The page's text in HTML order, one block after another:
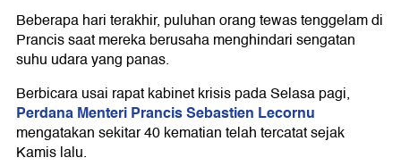
Beberapa hari terakhir, puluhan orang tewas tenggelam di
Prancis saat mereka berusaha menghindari sengatan
suhu udara yang panas.
Berbicara usai rapat kabinet krisis pada Selasa pagi,
Perdana Menteri Prancis Sebastien Lecornu
mengatakan sekitar 40 kematian telah tercatat sejak
Kamis lalu.